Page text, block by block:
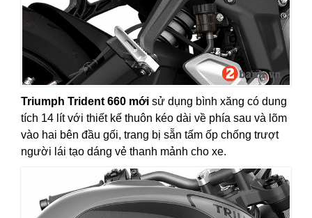
Triumph Trident 660 mới sử dụng bình xăng có dung
tích 14 lít với thiết kế thuôn kéo dài về phía sau và lõm
vào hai bên đầu gối, trang bị sẵn tấm ốp chống trượt
người lái tạo dáng vẻ thanh mảnh cho xe.